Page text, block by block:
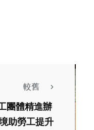
較舊
團體精進辦
助勞工提升